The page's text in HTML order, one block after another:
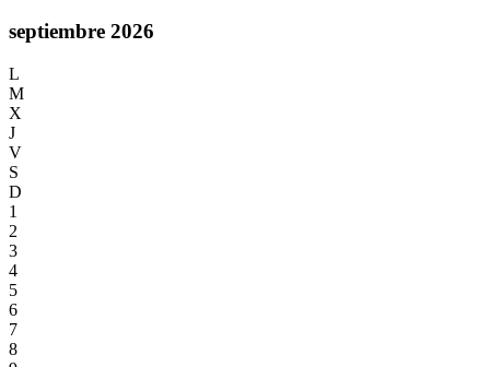
septiembre 2026
L
M
X
J
V
S
D
1
2
3
4
5
6
7
8